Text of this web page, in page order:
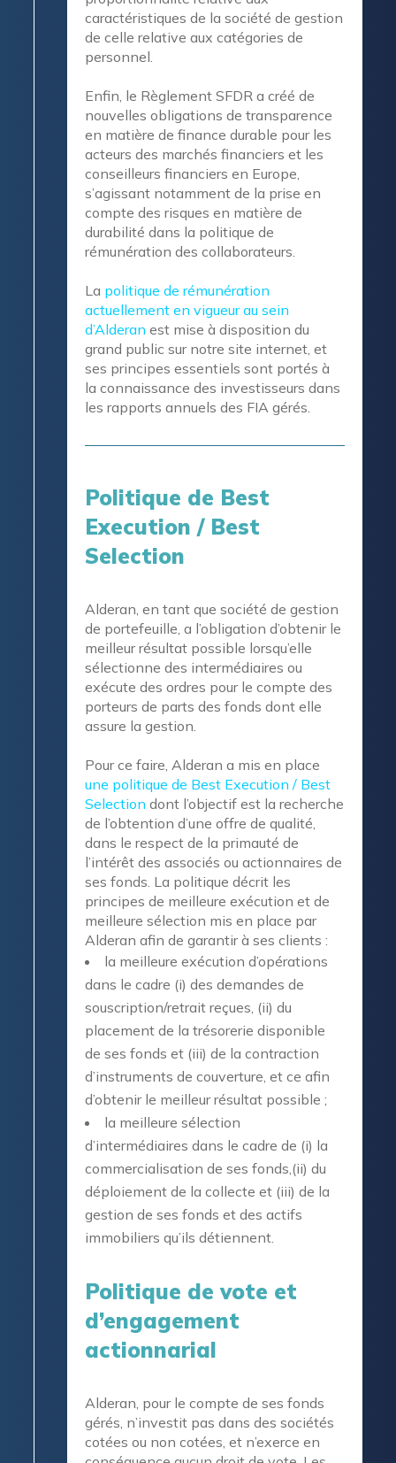
caractéristiques de la société de gestion
de celle relative aux catégories de
personnel.
Enfin, le Règlement SFDR a créé de
nouvelles obligations de transparence
en matière de finance durable pour les
acteurs des marchés financiers et les
conseilleurs financiers en Europe,
s’agissant notamment de la prise en
compte des risques en matière de
durabilité dans la politique de
rémunération des collaborateurs.
La politique de rémunération
actuellement en vigueur au sein
d’Alderan est mise à disposition du
grand public sur notre site internet, et
ses principes essentiels sont portés à
la connaissance des investisseurs dans
les rapports annuels des FIA gérés.
Politique de Best
Execution / Best
Selection
Alderan, en tant que société de gestion
de portefeuille, a l’obligation d’obtenir le
meilleur résultat possible lorsqu’elle
sélectionne des intermédiaires ou
exécute des ordres pour le compte des
porteurs de parts des fonds dont elle
assure la gestion.
Pour ce faire, Alderan a mis en place
une politique de Best Execution / Best
Selection dont l’objectif est la recherche
de l’obtention d’une offre de qualité,
dans le respect de la primauté de
l’intérêt des associés ou actionnaires de
ses fonds. La politique décrit les
principes de meilleure exécution et de
meilleure sélection mis en place par
Alderan afin de garantir à ses clients :
la meilleure exécution d’opérations
dans le cadre (i) des demandes de
souscription/retrait reçues, (ii) du
placement de la trésorerie disponible
de ses fonds et (iii) de la contraction
d’instruments de couverture, et ce afin
d’obtenir le meilleur résultat possible ;
la meilleure sélection
d’intermédiaires dans le cadre de (i) la
commercialisation de ses fonds,(ii) du
déploiement de la collecte et (iii) de la
gestion de ses fonds et des actifs
immobiliers qu’ils détiennent.
Politique de vote et
d’engagement
actionnarial
Alderan, pour le compte de ses fonds
gérés, n’investit pas dans des sociétés
cotées ou non cotées, et n’exerce en